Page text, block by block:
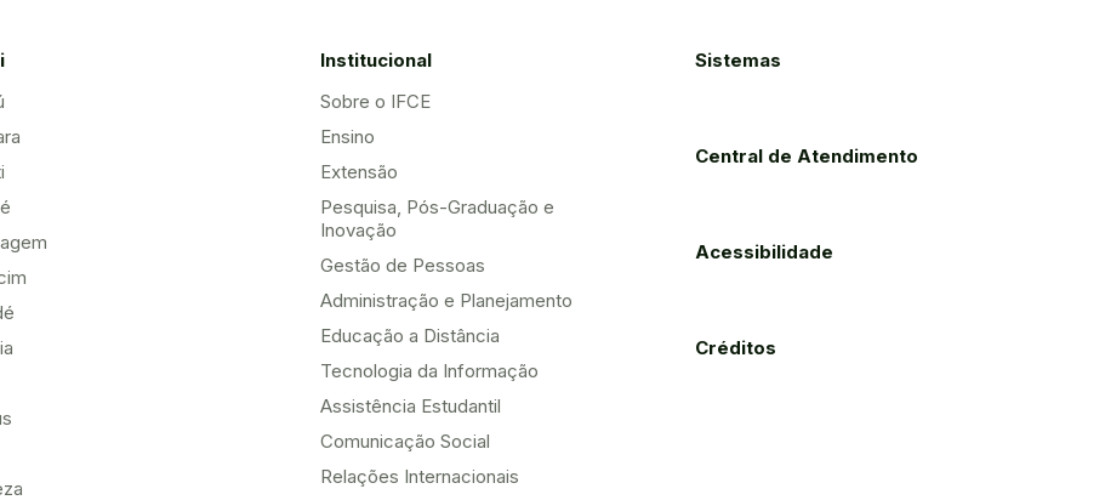
Institucional
Sobre o IFCE
Ensino
Extensão
Pesquisa, Pós-Graduação e
Inovação
Gestão de Pessoas
Administração e Planejamento
Educação a Distância
Tecnologia da Informação
Assistência Estudantil
Comunicação Social
Relações Internacionais
Sistemas
Central de Atendimento
Acessibilidade
Créditos